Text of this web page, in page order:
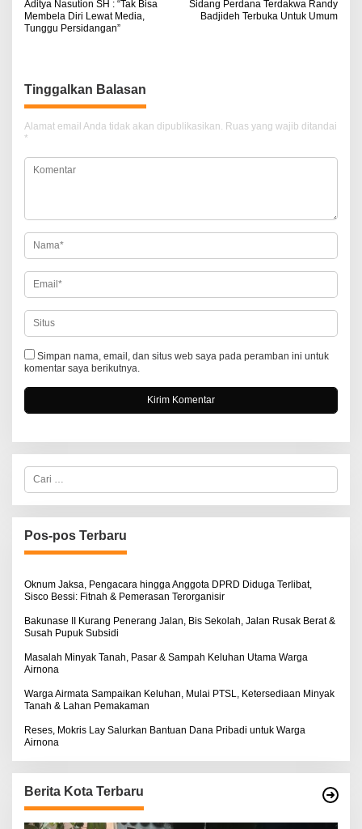
a
g
a
s
i
p
s
Aditya Nasution SH : “Tak Bisa
Membela Diri Lewat Media,
Tunggu Persidangan”
Sidang Perdana Terdakwa Randy
Badjideh Terbuka Untuk Umum
Tinggalkan Balasan
Alamat email Anda tidak akan dipublikasikan. Ruas yang wajib ditandai
*
Simpan nama, email, dan situs web saya pada peramban ini untuk
komentar saya berikutnya.
C
r
i
u
n
u
:
Pos-pos Terbaru
Oknum Jaksa, Pengacara hingga Anggota DPRD Diduga Terlibat,
Sisco Bessi: Fitnah & Pemerasan Terorganisir
Bakunase II Kurang Penerang Jalan, Bis Sekolah, Jalan Rusak Berat &
Susah Pupuk Subsidi
Masalah Minyak Tanah, Pasar & Sampah Keluhan Utama Warga
Airnona
Warga Airmata Sampaikan Keluhan, Mulai PTSL, Ketersediaan Minyak
Tanah & Lahan Pemakaman
Reses, Mokris Lay Salurkan Bantuan Dana Pribadi untuk Warga
Airnona
Berita Kota Terbaru